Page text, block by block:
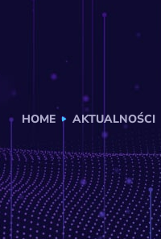
HOME AKTUALNOŚCI